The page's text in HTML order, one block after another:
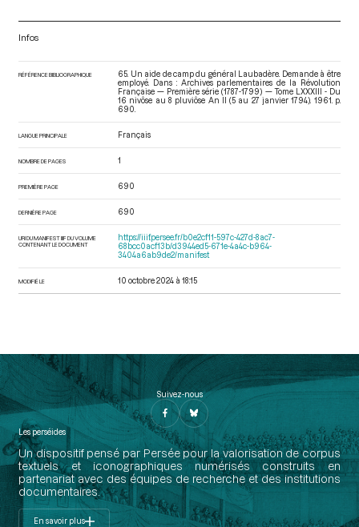
Infos
RÉFÉRENCE BIBLIOGRAPHIQUE
65. Un aide de camp du général Laubadère. Demande à être
employé. Dans : Archives parlementaires de la Révolution
Française — Première série (1787-1799) — Tome LXXXIII - Du
16 nivôse au 8 pluviôse An II (5 au 27 janvier 1794) . 1961. p.
690.
LANGUE PRINCIPALE Français
NOMBRE DE PAGES 1
PREMIÈRE PAGE 690
DERNIÈRE PAGE 690
URI DU MANIFEST IIIF DU VOLUME
CONTENANT LE DOCUMENT
https://iiif.persee.fr/b0e2cf11-597c-427d-8ac7-
68bcc0acf13b/d3944ed5-671e-4a4c-b964-
3404a6ab9de2/manifest
MODIFIÉ LE 10 octobre 2024 à 18:15
Suivez-nous
Les perséides
Un dispositif pensé par Persée pour la valorisation de corpus
textuels et iconographiques numérisés construits en
partenariat avec des équipes de recherche et des institutions
documentaires.
En savoir plus